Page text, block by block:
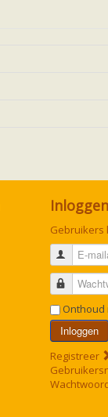
Inloggen
Gebruikers
E-
Onthoud
Inloggen
Registreer